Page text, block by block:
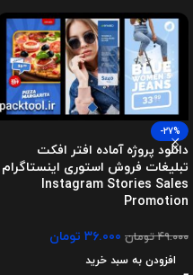
-27%
دانلود پروژه آماده افتر افکت
تبلیغات فروش استوری اینستاگرام
Instagram Stories Sales
Promotion
۴۹.۰۰۰تومان ۳۶.۰۰۰ تومان
افزودن به سبد خرید